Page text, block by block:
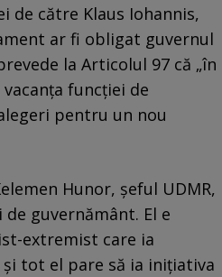
de către Klaus Iohannis,
ar fi obligat guvernul
la Articolul 97 că „în
funcţiei de
pentru un nou
Hunor, șeful UDMR,
guvernământ. El e
extremist care ia
tot el pare să ia inițiativa